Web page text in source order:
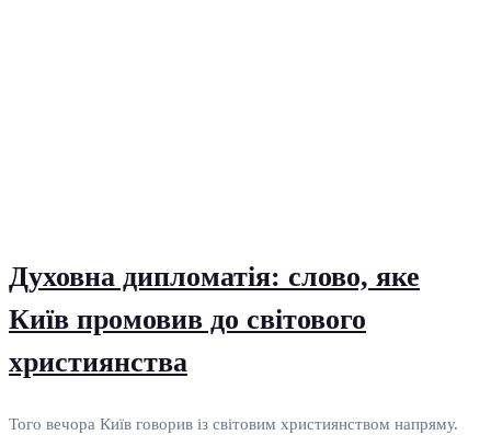
Духовна дипломатія: слово, яке
Київ промовив до світового
християнства
Того вечора Київ говорив із світовим християнством напряму.